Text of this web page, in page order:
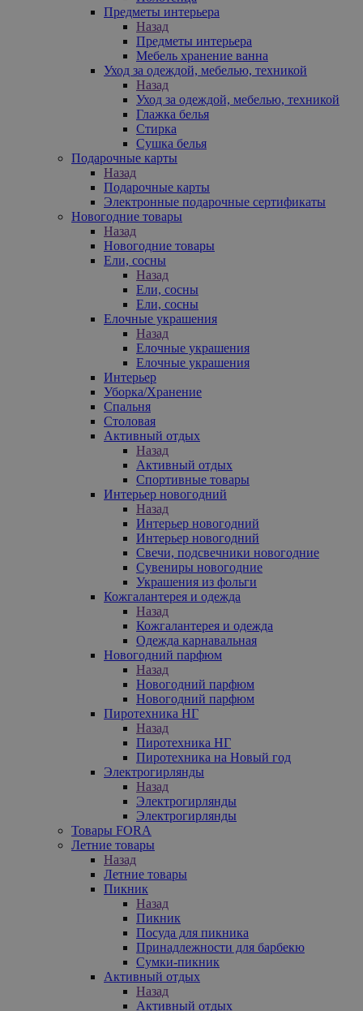
Предметы интерьера
Назад
Предметы интерьера
Мебель хранение ванна
Уход за одеждой, мебелью, техникой
Назад
Уход за одеждой, мебелью, техникой
Глажка белья
Стирка
Сушка белья
Подарочные карты
Назад
Подарочные карты
Электронные подарочные сертификаты
Новогодние товары
Назад
Новогодние товары
Ели, сосны
Назад
Ели, сосны
Ели, сосны
Елочные украшения
Назад
Елочные украшения
Елочные украшения
Интерьер
Уборка/Хранение
Спальня
Столовая
Активный отдых
Назад
Активный отдых
Спортивные товары
Интерьер новогодний
Назад
Интерьер новогодний
Интерьер новогодний
Свечи, подсвечники новогодние
Сувениры новогодние
Украшения из фольги
Кожгалантерея и одежда
Назад
Кожгалантерея и одежда
Одежда карнавальная
Новогодний парфюм
Назад
Новогодний парфюм
Новогодний парфюм
Пиротехника НГ
Назад
Пиротехника НГ
Пиротехника на Новый год
Электрогирлянды
Назад
Электрогирлянды
Электрогирлянды
Товары FORA
Летние товары
Назад
Летние товары
Пикник
Назад
Пикник
Посуда для пикника
Принадлежности для барбекю
Сумки-пикник
Активный отдых
Назад
Активный отдых